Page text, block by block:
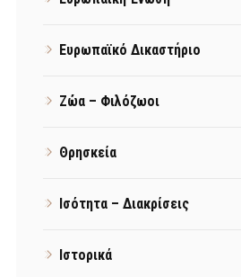
Ευρωπαϊκό Δικαστήριο
Ζώα – Φιλόζωοι
Θρησκεία
Ισότητα – Διακρίσεις
Ιστορικά